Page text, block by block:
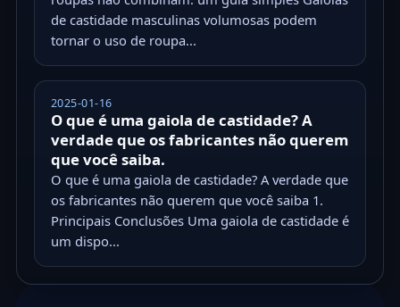
de castidade masculinas volumosas podem
tornar o uso de roupa...
2025-01-16
O que é uma gaiola de castidade? A
verdade que os fabricantes não querem
que você saiba.
O que é uma gaiola de castidade? A verdade que
os fabricantes não querem que você saiba 1.
Principais Conclusões Uma gaiola de castidade é
um dispo...